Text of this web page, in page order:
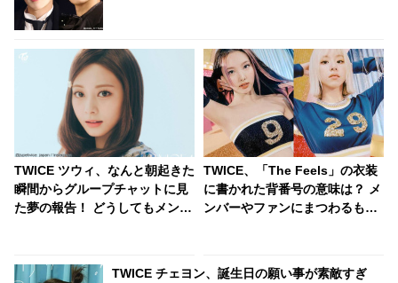
TWICE ツウィ、なんと朝起きた
瞬間からグループチャットに見
た夢の報告！ どうしてもメンバ
TWICE、「The Feels」の衣装
に書かれた背番号の意味は？ メ
ンバーやファンにまつわるもの
味とは？
TWICE チェヨン、誕生日の願い事が素敵すぎ